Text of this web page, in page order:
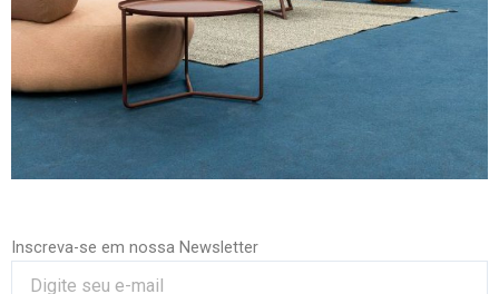
Inscreva-se em nossa Newsletter